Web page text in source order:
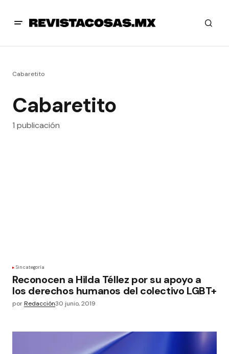
Cabaretito
Cabaretito
1 publicación
Sin categoría
Reconocen a Hilda Téllez por su apoyo a
los derechos humanos del colectivo LGBT+
porRedacción30 junio, 2019